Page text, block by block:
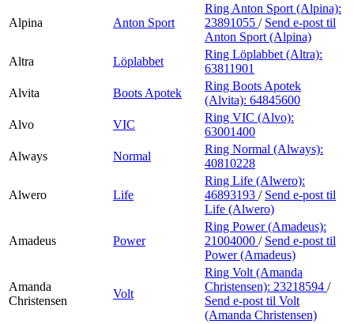
Alpina Anton Sport
Ring Anton Sport (Alpina):
23891055 / Send e-post til
Anton Sport (Alpina)
Altra
Löplabbet
Ring Löplabbet (Altra):
63811901
Alvita
Boots Apotek
Ring Boots Apotek
(Alvita): 64845600
Alvo
VIC
Ring VIC (Alvo):
63001400
Always
Normal
Ring Normal (Always):
40810228
Alwero Life
Ring Life (Alwero):
46893193 / Send e-post til
Life (Alwero)
Amadeus Power
Ring Power (Amadeus):
21004000 / Send e-post til
Power (Amadeus)
Amanda
Christensen
Volt
Ring Volt (Amanda
Christensen): 23218594 /
Send e-post til Volt
(Amanda Christensen)